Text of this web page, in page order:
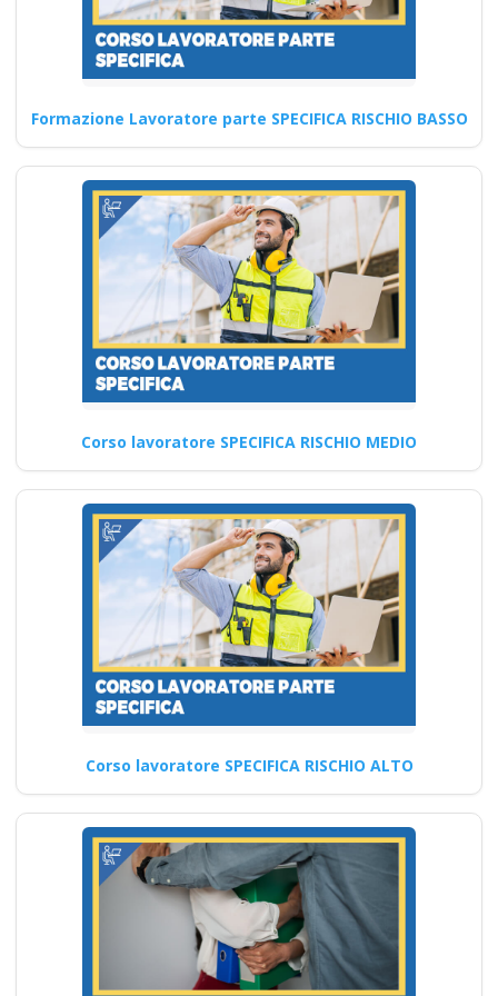
resilienza che potrò
acquisire
partecipando ai
lavoro del prossimo
anno?
Aggiornamento corsi RLS:
Sicurezza sul lavoro in
evoluzione nel 2025 Nuovo
accordo…
Continua
Formatori Sicurezza
sul Lavoro: Le ultime
tendenze nella
formazione Nuovo
accordo stato
regioni 2025 realtà
virtuale app
formatori docenti
rspp rls rlst preposto
formativo seminari
gratuiti più
partecipati dai
soggetto formatore
italiani di
aggiornamento
obbligatorio
ASPP/RSPP
Formazione Lavoratore parte SPECIFICA RISCHIO BASSO
Corso lavoratore SPECIFICA RISCHIO MEDIO
Corso lavoratore SPECIFICA RISCHIO ALTO